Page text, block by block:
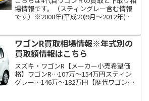
場情報です。（スティングレー含む情報
です）※2008年(平成20)9月～2012年(平
取額と下取り額の相場情報買取相場...
ワゴンR買取相場情報※年式別の
買取額情報はこちら
スズキ・ワゴンR【メーカー小売希望価
格】ワゴンR…107万～154万円スティン
グレー…146万～182万円【歴代ワゴンR